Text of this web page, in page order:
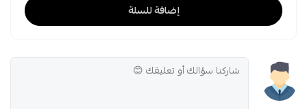
إضافة للسلة